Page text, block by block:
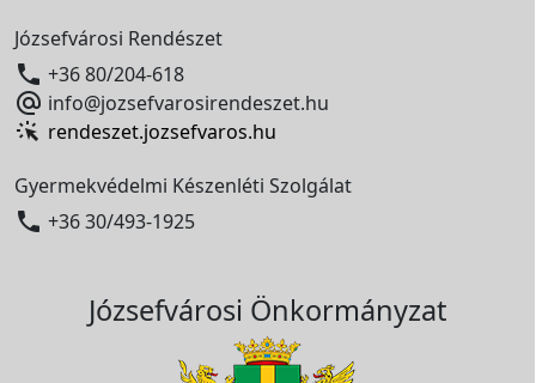
Józsefvárosi Rendészet
 +36 80/204-618
 info@jozsefvarosirendeszet.hu
rendeszet.jozsefvaros.hu
Gyermekvédelmi Készenléti Szolgálat
 +36 30/493-1925
Józsefvárosi Önkormányzat